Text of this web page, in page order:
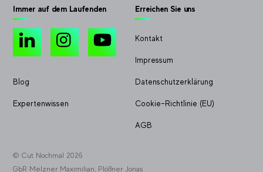
Immer auf dem Laufenden
LinkedIn Instagram
Blog
Expertenwissen
Erreichen Sie uns
Kontakt
Impressum
Datenschutzerklärung
Cookie-Richtlinie (EU)
AGB
© Cut Nochmal 2026
GbR Melzner Maximilian, Plößner Jonas